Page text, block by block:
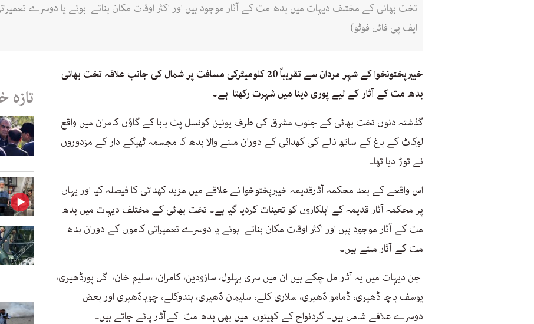
تخت بھائی کے مختلف دیہات میں بدھ مت کے آثار موجود ہیں اور اکثر اوقات مکان بناتے ہوئے یا دوسرے
ایف پی فائل فوٹو)
خیبرپختونخوا کے شہر مردان سے تقریباً 20 کلومیٹرکی مسافت پر شمال کی جانب علاقہ تخت بھائی
بدھ مت کے آثار کے لیے پوری دینا میں شہرت رکھتا ہے۔
گذشتہ دنوں تخت بھائی کے جنوب مشرق کی طرف یونین کونسل پٹ بابا کے گاؤں کامران میں واقع
لوکاٹ کے باغ کے ساتھ نالے کی کھدائی کے دوران ملنے والا بدھ کا مجسمہ ٹھیکے دار کے مزدوروں
نے توڑ دیا تھا۔
اس واقعے کے بعد محکمہ آثارقدیمہ خیبرپختوخوا نے علاقے میں مزید کھدائی کا فیصلہ کیا اور یہاں
پر محکمہ آثار قدیمہ کے اہلکاروں کو تعینات کردیا گیا ہے۔ تخت بھائی کے مختلف دیہات میں بدھ
مت کے آثار موجود ہیں اور اکثر اوقات مکان بناتے ہوئے یا دوسرے تعمیراتی کاموں کے دوران بدھ
مت کے آثار ملتے ہیں۔
جن دیہات میں یہ آثار مل چکے ہیں ان میں سری بہلول، سازودین، کامران، ،سلیم خان، گل پورڈھیری،
یوسف باچا ڈھیری، ڈمامو ڈھیری، سلاری کلے، سلیمان ڈھیری، ہندوکلے، چوہاڈھیری اور بعض
دوسرے علاقے شامل ہیں۔ گردنواح کے کھیتوں میں بھی بدھ مت کےآثار پائے جاتے ہیں۔
تازہ